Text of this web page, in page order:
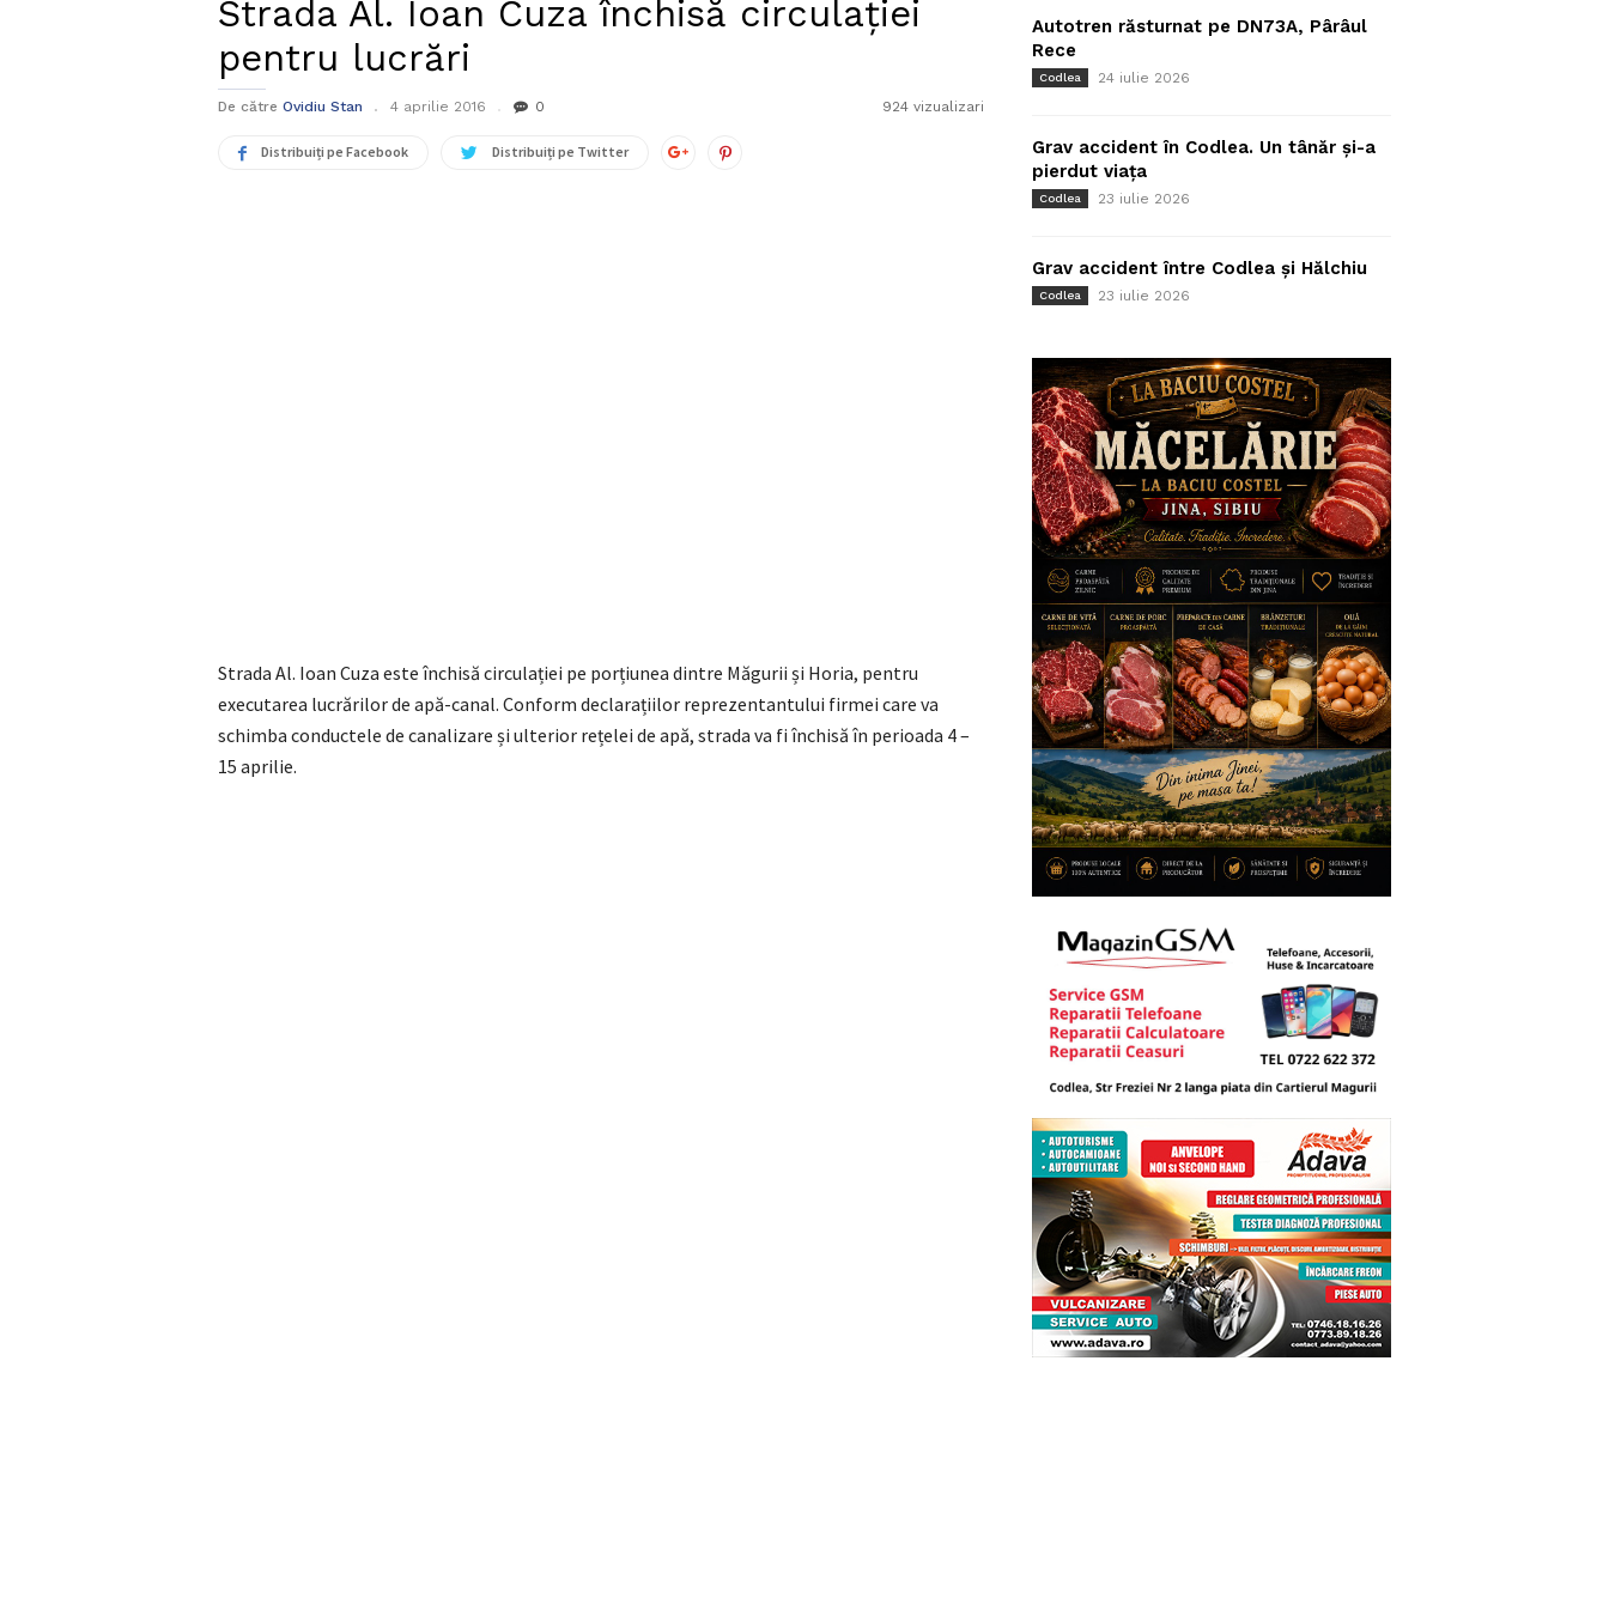
Strada Al. Ioan Cuza închisă circulației
pentru lucrări
De către Ovidiu Stan 4 aprilie 2016 0 924 vizualizari
Distribuiți pe Facebook Distribuiți pe Twitter
Strada Al. Ioan Cuza este închisă circulației pe porțiunea dintre Măgurii și Horia, pentru
executarea lucrărilor de apă-canal. Conform declarațiilor reprezentantului firmei care va
schimba conductele de canalizare și ulterior rețelei de apă, strada va fi închisă în perioada 4 –
15 aprilie.
Autotren răsturnat pe DN73A, Pârâul
Rece
Codlea 24 iulie 2026
Grav accident în Codlea. Un tânăr și-a
pierdut viața
Codlea 23 iulie 2026
Grav accident între Codlea și Hălchiu
Codlea 23 iulie 2026